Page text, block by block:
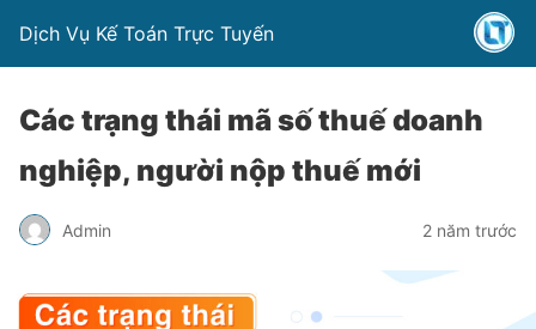
Dịch Vụ Kế Toán Trực Tuyến
Các trạng thái mã số thuế doanh
nghiệp, người nộp thuế mới
Admin 2 năm trước